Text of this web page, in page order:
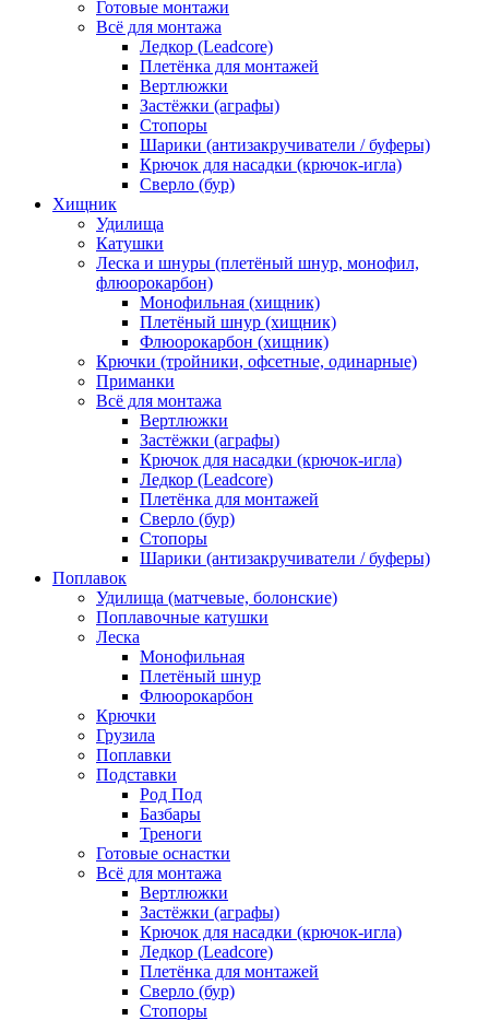
Готовые монтажи
Всё для монтажа
Ледкор (Leadcore)
Плетёнка для монтажей
Вертлюжки
Застёжки (аграфы)
Стопоры
Шарики (антизакручиватели / буферы)
Крючок для насадки (крючок-игла)
Сверло (бур)
Хищник
Удилища
Катушки
Леска и шнуры (плетёный шнур, монофил,
флюорокарбон)
Монофильная (хищник)
Плетёный шнур (хищник)
Флюорокарбон (хищник)
Крючки (тройники, офсетные, одинарные)
Приманки
Всё для монтажа
Вертлюжки
Застёжки (аграфы)
Крючок для насадки (крючок-игла)
Ледкор (Leadcore)
Плетёнка для монтажей
Сверло (бур)
Стопоры
Шарики (антизакручиватели / буферы)
Поплавок
Удилища (матчевые, болонские)
Поплавочные катушки
Леска
Монофильная
Плетёный шнур
Флюорокарбон
Крючки
Грузила
Поплавки
Подставки
Род Под
Базбары
Треноги
Готовые оснастки
Всё для монтажа
Вертлюжки
Застёжки (аграфы)
Крючок для насадки (крючок-игла)
Ледкор (Leadcore)
Плетёнка для монтажей
Сверло (бур)
Стопоры